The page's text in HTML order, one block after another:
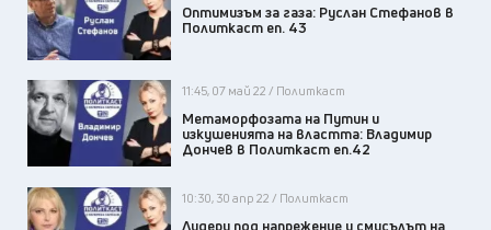
Оптимизъм за газа: Руслан Стефанов в
Политкаст еп. 43
11:45, 07 май 22 / Политкаст
Метаморфозата на Путин и
изкушенията на властта: Владимир
Дончев в Политкаст еп.42
10:30, 30 апр 22 / Политкаст
Лидери под напрежение и смисълът на